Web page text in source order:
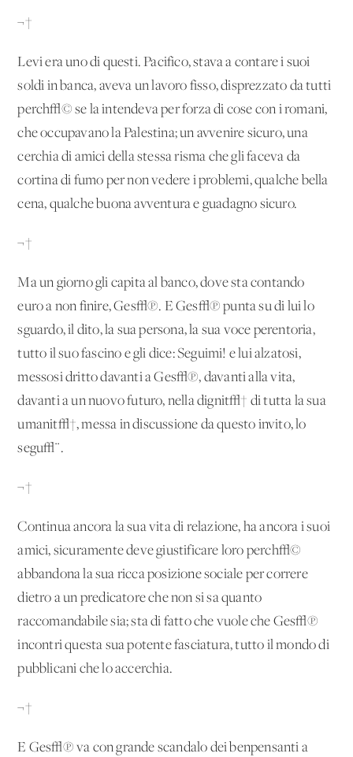
¬†
Levi era uno di questi. Pacifico, stava a contare i suoi
soldi in banca, aveva un lavoro fisso, disprezzato da tutti
perch√© se la intendeva per forza di cose con i romani,
che occupavano la Palestina; un avvenire sicuro, una
cerchia di amici della stessa risma che gli faceva da
cortina di fumo per non vedere i problemi, qualche bella
cena, qualche buona avventura e guadagno sicuro.
¬†
Ma un giorno gli capita al banco, dove sta contando
euro a non finire, Ges√π. E Ges√π punta su di lui lo
sguardo, il dito, la sua persona, la sua voce perentoria,
tutto il suo fascino e gli dice: Seguimi! e lui alzatosi,
messosi dritto davanti a Ges√π, davanti alla vita,
davanti a un nuovo futuro, nella dignit√† di tutta la sua
umanit√†, messa in discussione da questo invito, lo
segu√¨.
¬†
Continua ancora la sua vita di relazione, ha ancora i suoi
amici, sicuramente deve giustificare loro perch√©
abbandona la sua ricca posizione sociale per correre
dietro a un predicatore che non si sa quanto
raccomandabile sia; sta di fatto che vuole che Ges√π
incontri questa sua potente fasciatura, tutto il mondo di
pubblicani che lo accerchia.
¬†
E Ges√π va con grande scandalo dei benpensanti a